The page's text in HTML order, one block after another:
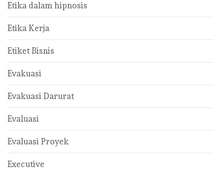
Etika dalam hipnosis
Etika Kerja
Etiket Bisnis
Evakuasi
Evakuasi Darurat
Evaluasi
Evaluasi Proyek
Executive